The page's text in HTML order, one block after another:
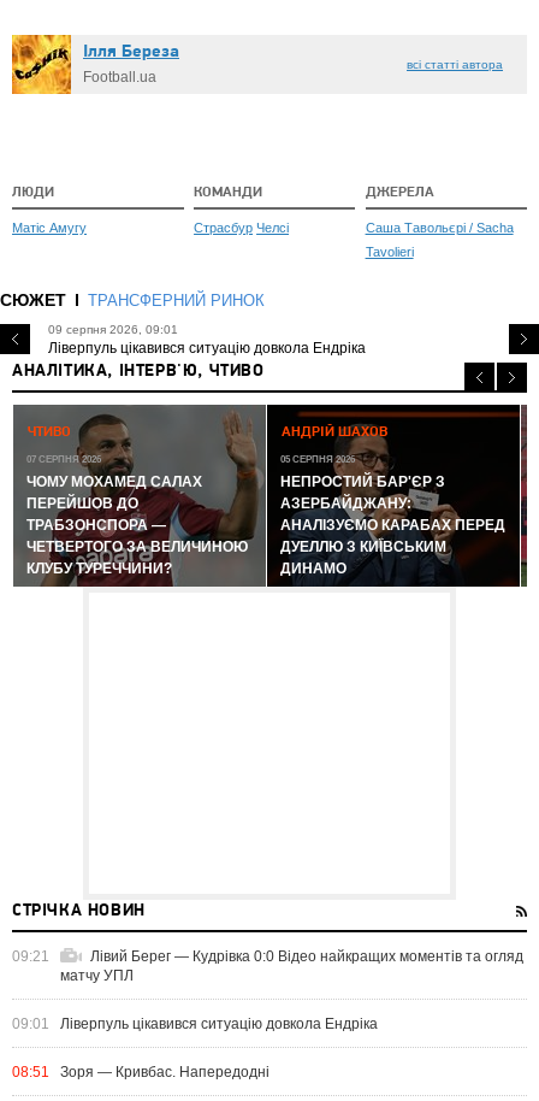
Ілля Береза
Football.ua
всі статті автора
ЛЮДИ
Матіс Амугу
КОМАНДИ
Страсбур Челсі
ДЖЕРЕЛА
Саша Тавольєрі / Sacha
Tavolieri
СЮЖЕТ ТРАНСФЕРНИЙ РИНОК
09 серпня 2026, 09:01
Ліверпуль цікавився ситуацію довкола Ендріка
АНАЛІТИКА, ІНТЕРВ'Ю, ЧТИВО
ЧТИВО
07 СЕРПНЯ 2026
ЧОМУ МОХАМЕД САЛАХ
ПЕРЕЙШОВ ДО
ТРАБЗОНСПОРА —
ЧЕТВЕРТОГО ЗА ВЕЛИЧИНОЮ
КЛУБУ ТУРЕЧЧИНИ?
АНДРІЙ ШАХОВ
05 СЕРПНЯ 2026
НЕПРОСТИЙ БАР'ЄР З
АЗЕРБАЙДЖАНУ:
АНАЛІЗУЄМО КАРАБАХ ПЕРЕД
ДУЕЛЛЮ З КИЇВСЬКИМ
ДИНАМО
СТРІЧКА НОВИН
09:21
Лівий Берег — Кудрівка 0:0 Відео найкращих моментів та огляд
матчу УПЛ
09:01 Ліверпуль цікавився ситуацію довкола Ендріка
08:51 Зоря — Кривбас. Напередодні